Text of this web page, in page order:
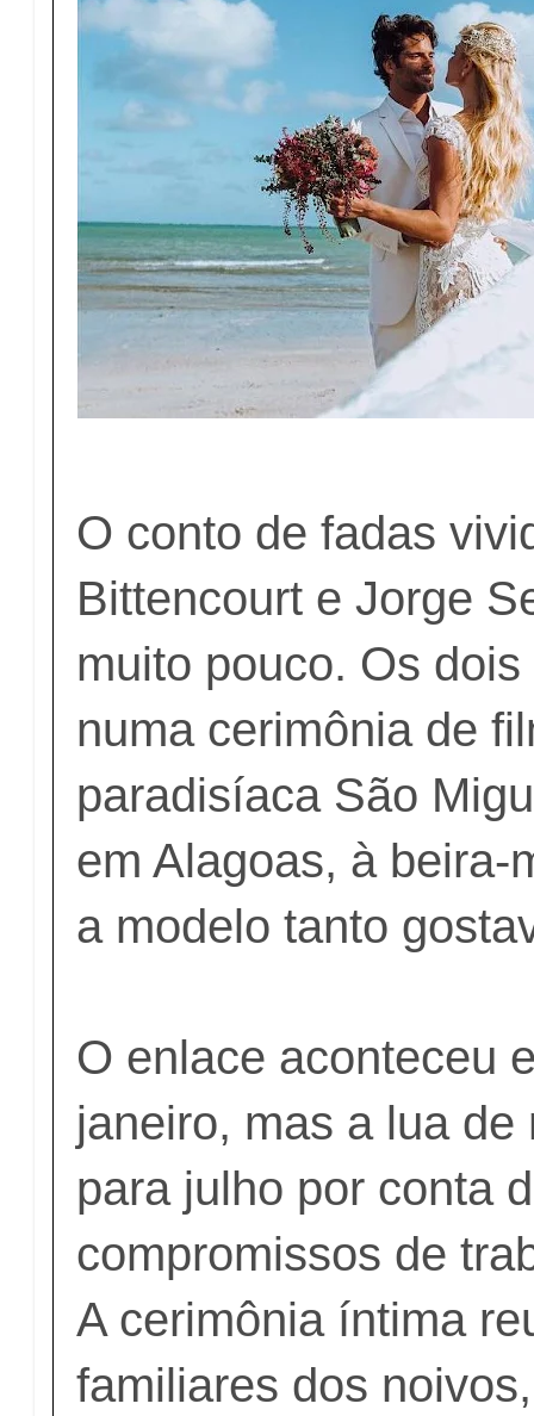
O conto de fadas
Bittencourt e Jorge
muito pouco. Os
numa cerimônia de
paradisíaca São
em Alagoas, à beira-
a modelo tanto
O enlace aconteceu
janeiro, mas a lua de
para julho por conta
compromissos de
A cerimônia íntima
familiares dos